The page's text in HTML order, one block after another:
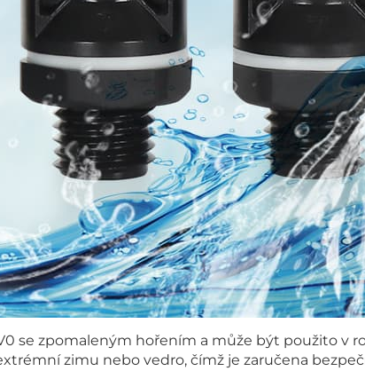
se zpomaleným hořením a může být použito v
zimu nebo vedro, čímž je zaručena